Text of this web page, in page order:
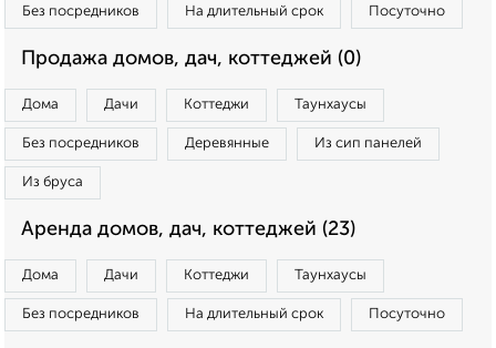
Без посредников На длительный срок Посуточно
Продажа домов, дач, коттеджей (0)
Дома Дачи Коттеджи Таунхаусы
Без посредников Деревянные Из сип панелей
Из бруса
Аренда домов, дач, коттеджей (23)
Дома Дачи Коттеджи Таунхаусы
Без посредников На длительный срок Посуточно